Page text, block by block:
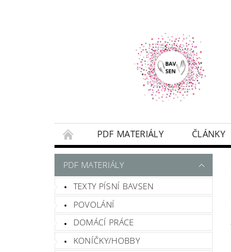
PDF MATERIÁLY ČLÁNKY
NAPIŠTE MI
PODMÍNKY
PDF MATERIÁLY
TEXTY PÍSNÍ BAVSEN
POVOLÁNÍ
DOMÁCÍ PRÁCE
KONÍČKY/HOBBY